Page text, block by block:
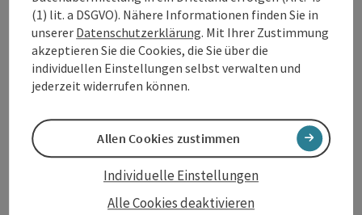
Anreise/Lage
Eignung
Barrierefreiheit
(1) lit. a DSGVO). Nähere Informationen finden Sie in
unserer Datenschutzerklärung. Mit Ihrer Zustimmung
akzeptieren Sie die Cookies, die Sie über die
individuellen Einstellungen selbst verwalten und
jederzeit widerrufen können.
Alle Cookies deaktivieren
Individuelle Einstellungen
Allen Cookies zustimmen